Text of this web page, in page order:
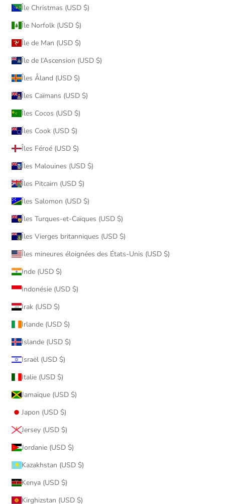
Île Christmas (USD $)
Île Norfolk (USD $)
Île de Man (USD $)
Île de l’Ascension (USD $)
Îles Åland (USD $)
Îles Caïmans (USD $)
Îles Cocos (USD $)
Îles Cook (USD $)
Îles Féroé (USD $)
Îles Malouines (USD $)
Îles Pitcairn (USD $)
Îles Salomon (USD $)
Îles Turques-et-Caïques (USD $)
Îles Vierges britanniques (USD $)
Îles mineures éloignées des États-Unis (USD $)
Inde (USD $)
Indonésie (USD $)
Irak (USD $)
Irlande (USD $)
Islande (USD $)
Israël (USD $)
Italie (USD $)
Jamaïque (USD $)
Japon (USD $)
Jersey (USD $)
Jordanie (USD $)
Kazakhstan (USD $)
Kenya (USD $)
Kirghizstan (USD $)